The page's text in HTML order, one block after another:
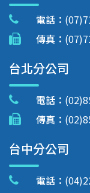
電話：
傳真：
台北分公司
電話：
傳真：
台中分公司
電話：